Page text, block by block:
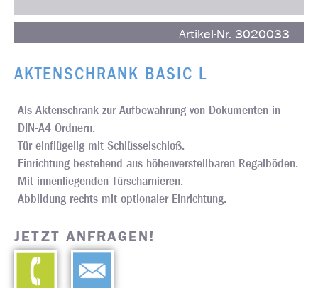
Artikel-Nr. 3020033
AKTENSCHRANK BASIC L
Als Aktenschrank zur Aufbewahrung von Dokumenten in
DIN-A4 Ordnern.
Tür einflügelig mit Schlüsselschloß.
Einrichtung bestehend aus höhenverstellbaren Regalböden.
Mit innenliegenden Türscharnieren.
Abbildung rechts mit optionaler Einrichtung.
JETZT ANFRAGEN!